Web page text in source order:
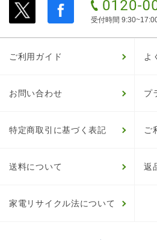
受付時間
ご利用ガイド よ
お問い合わせ プ
特定商取引に基づく表記 ご
送料について 返
家電リサイクル法について